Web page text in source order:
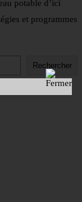
potable d’ici
et programmes
Rechercher